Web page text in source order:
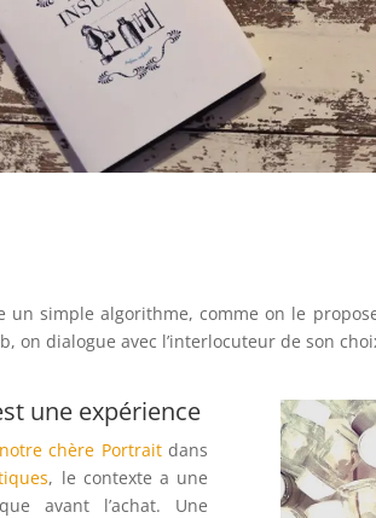
simple algorithme, comme on le
on dialogue avec l’interlocuteur de son
une expérience
notre chère Portraitdans
, le contexte a une
avant l’achat. Une